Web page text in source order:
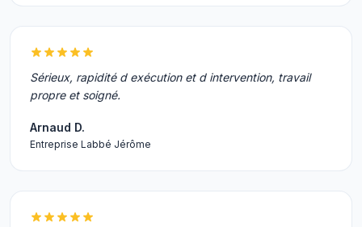
Sérieux, rapidité d exécution et d intervention, travail
propre et soigné.
Arnaud D.
Entreprise Labbé Jérôme